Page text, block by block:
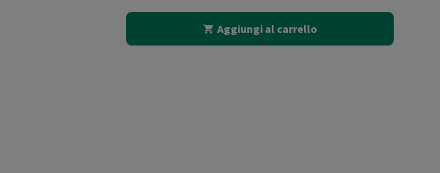
Aggiungi al carrello